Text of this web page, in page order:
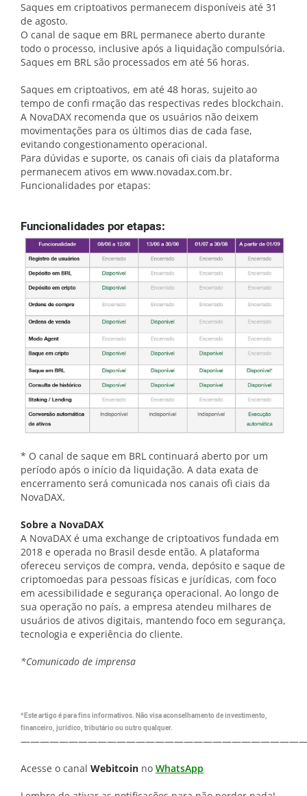
Saques em criptoativos permanecem disponíveis até 31
de agosto.
O canal de saque em BRL permanece aberto durante
todo o processo, inclusive após a liquidação compulsória.
Saques em BRL são processados em até 56 horas.
Saques em criptoativos, em até 48 horas, sujeito ao
tempo de confi rmação das respectivas redes blockchain.
A NovaDAX recomenda que os usuários não deixem
movimentações para os últimos dias de cada fase,
evitando congestionamento operacional.
Para dúvidas e suporte, os canais ofi ciais da plataforma
permanecem ativos em www.novadax.com.br.
Funcionalidades por etapas:
Funcionalidades por etapas:
* O canal de saque em BRL continuará aberto por um
período após o início da liquidação. A data exata de
encerramento será comunicada nos canais ofi ciais da
NovaDAX.
Sobre a NovaDAX
A NovaDAX é uma exchange de criptoativos fundada em
2018 e operada no Brasil desde então. A plataforma
ofereceu serviços de compra, venda, depósito e saque de
criptomoedas para pessoas físicas e jurídicas, com foco
em acessibilidade e segurança operacional. Ao longo de
sua operação no país, a empresa atendeu milhares de
usuários de ativos digitais, mantendo foco em segurança,
tecnologia e experiência do cliente.
*Comunicado de imprensa
*Este artigo é para fins informativos. Não visa aconselhamento de investimento,
financeiro, jurídico, tributário ou outro qualquer.
Acesse o canal Webitcoin no WhatsApp